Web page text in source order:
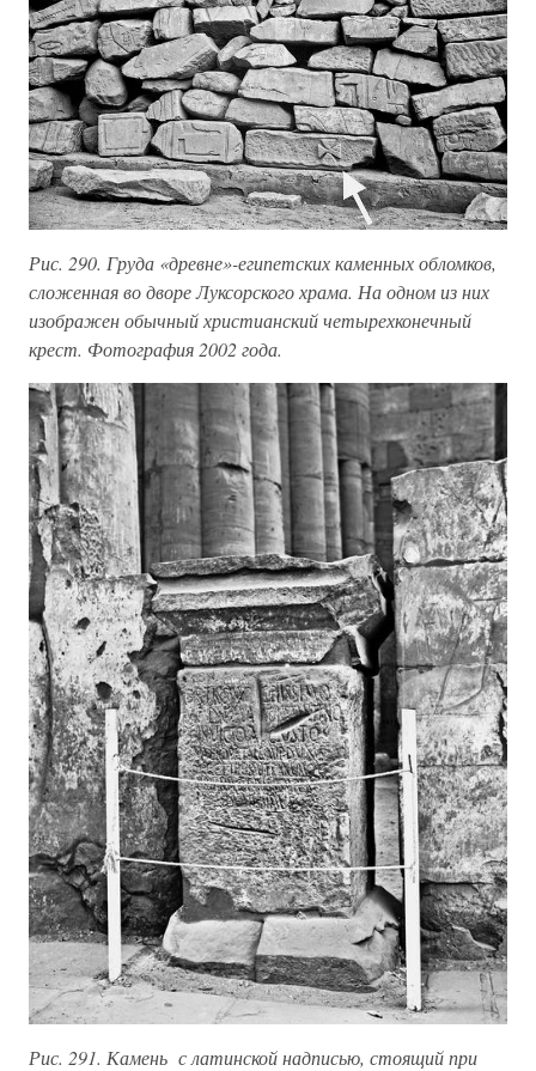
Рис. 290. Груда «древне»-египетских каменных обломков,
сложенная во дворе Луксорского храма. На одном из них
изображен обычный христианский четырехконечный
крест. Фотография 2002 года.
Рис. 291. Камень с латинской надписью, стоящий при